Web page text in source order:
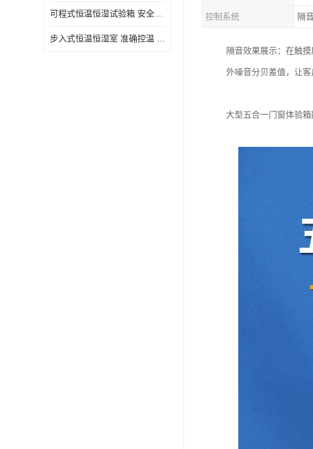
可程式恒温恒湿试验箱 安全可靠 美观实用 清洁更方便
步入式恒温恒湿室 准确控温 试验周期自动化程度高
控制系统
隔音效果展示：在触
外噪音分贝差值，让
大型五合一门窗体验